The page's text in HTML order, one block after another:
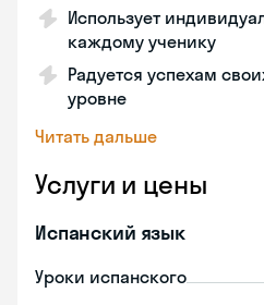
Использует
каждому ученику
Радуется успехам
уровне
Читать дальше
Услуги и цены
Испанский язык
Уроки испанского